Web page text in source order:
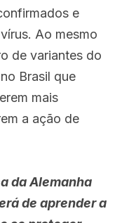
e
Ao mesmo
de variantes do
Brasil que
mais
a ação de
da Alemanha
de aprender a